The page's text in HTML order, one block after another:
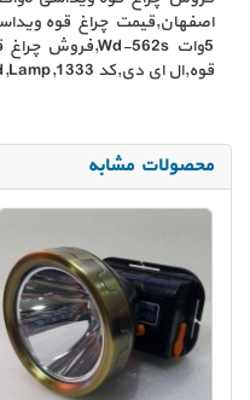
قوه,ال ای دی,کد 1333,Led,Lamp
محصولات مشابه